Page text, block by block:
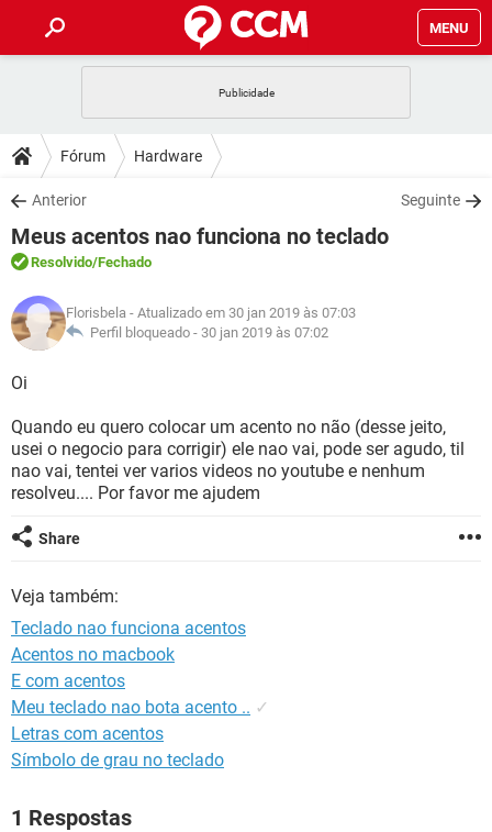
MENU
CELULAR
OUTLOOK
INSTAGRAM GMAIL
GUIA DE COMPRAS
DICAS
JOGOS
OUTLOOK
INSTAGRAM
GUIA DE COMPRAS
DOWNLOADS
JOGOS WHATSAPP
CELULAR
OUTLOOK EXCEL
INSTAGRAM
GUIA DE COMPRAS
FÓRUM
JOGOS
CELULAR FACEBOOK
GUIA DE COMPRAS
GLOSSÁRIO
JOGOS
CELULAR
OUTLOOK EXCEL
INSTAGRAM
GUIA DE COMPRAS
Fórum Hardware
Anterior Seguinte
Meus acentos nao funciona no teclado
Resolvido/Fechado
Florisbela - Atualizado em 30 jan 2019 às 07:03
Perfil bloqueado - 30 jan 2019 às 07:02
Oi
Quando eu quero colocar um acento no não (desse jeito,
usei o negocio para corrigir) ele nao vai, pode ser agudo, til
nao vai, tentei ver varios videos no youtube e nenhum
resolveu.... Por favor me ajudem
Share
Veja também:
Teclado nao funciona acentos
Acentos no macbook
E com acentos
Meu teclado nao bota acento .. ✓
Letras com acentos
Símbolo de grau no teclado
1 Respostas